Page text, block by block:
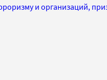
и организаций,